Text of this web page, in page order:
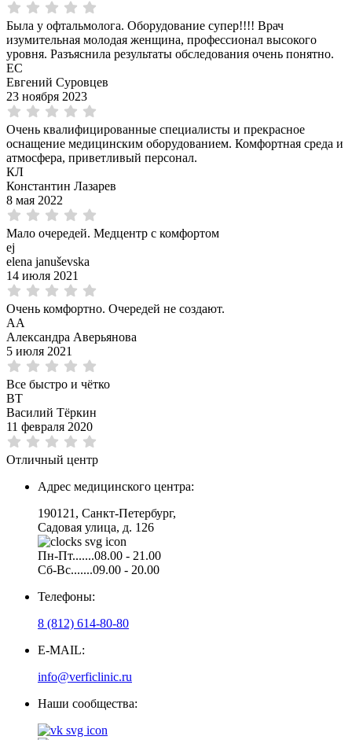
Была у офтальмолога. Оборудование супер!!!! Врач
изумительная молодая женщина, профессионал высокого
уровня. Разъяснила результаты обследования очень понятно.
ЕС
Евгений Суровцев
23 ноября 2023
Очень квалифицированные специалисты и прекрасное
оснащение медицинским оборудованием. Комфортная среда и
атмосфера, приветливый персонал.
КЛ
Константин Лазарев
8 мая 2022
Мало очередей. Медцентр с комфортом
ej
elena januševska
14 июля 2021
Очень комфортно. Очередей не создают.
АА
Александра Аверьянова
5 июля 2021
Все быстро и чётко
ВТ
Василий Тёркин
11 февраля 2020
Отличный центр
Адрес медицинского центра:
190121, Санкт-Петербург,
Садовая улица, д. 126
Пн-Пт.......08.00 - 21.00
Сб-Вс.......09.00 - 20.00
Телефоны:
8 (812) 614-80-80
E-MAIL:
info@verficlinic.ru
Наши сообщества: